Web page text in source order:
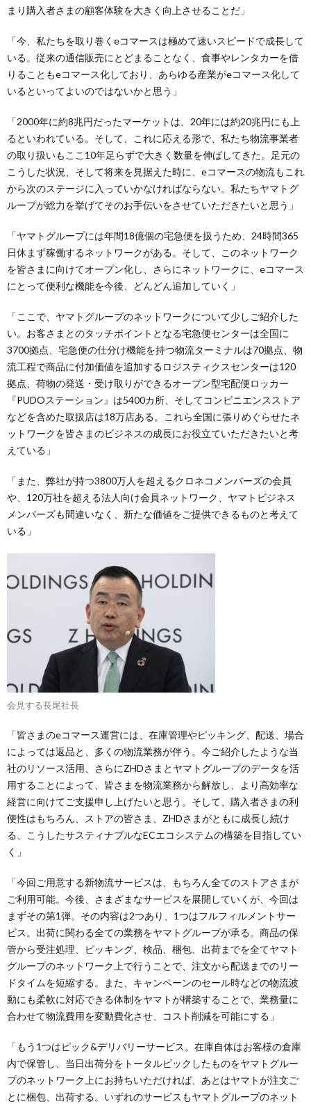
まり購入者さまの顧客体験を大きく向上させることだ」
「今、私たちを取り巻くeコマースは極めて速いスピードで成長して
いる。従来の通信販売にとどまることなく、食事やレンタカーを借
りることもeコマース化しており、あらゆる産業がeコマース化して
いるといってよいのではないかと思う」
「2000年に約8兆円だったマーケットは、20年には約20兆円にも上
るといわれている。そして、これに応える形で、私たち物流事業者
の取り扱いもここ10年足らずで大きく数量を伸ばしてきた。足元の
こうした状況、そして将来を見据えた時に、eコマースの物流もこれ
から次のステージに入っていかなければならない。私たちヤマトグ
ループが総力を挙げてそのお手伝いをさせていただきたいと思う」
「ヤマトグループには年間18億個の宅急便を扱うため、24時間365
日休まず稼働するネットワークがある。そして、このネットワーク
を皆さまに向けてオープン化し、さらにネットワークに、eコマース
にとって便利な機能を今後、どんどん追加していく」
「ここで、ヤマトグループのネットワークについて少しご紹介した
い。お客さまとのタッチポイントとなる宅急便センターは全国に
3700拠点、宅急便の仕分け機能を持つ物流ターミナルは70拠点、物
流工程で商品に付加価値を追加するロジスティクスセンターは120
拠点、荷物の発送・受け取りができるオープン型宅配便ロッカー
『PUDOステーション』は5400カ所、そしてコンビニエンスストア
などを含めた取扱店は18万店ある。これら全国に張りめぐらせたネ
ットワークを皆さまのビジネスの成長にお役立ていただきたいと考
えている」
「また、弊社が持つ3800万人を超えるクロネコメンバーズの会員
や、120万社を超える法人向け会員ネットワーク、ヤマトビジネス
メンバーズも間違いなく、新たな価値をご提供できるものと考えて
いる」
会見する長尾社長
「皆さまのeコマース運営には、在庫管理やピッキング、配送、場合
によっては返品と、多くの物流業務が伴う。今ご紹介したような当
社のリソース活用、さらにZHDさまとヤマトグループのデータを活
用することによって、皆さまを物流業務から解放し、より高効率な
経営に向けてご支援申し上げたいと思う。そして、購入者さまの利
便性はもちろん、ストアの皆さま、ZHDさまがともに成長し続け
る、こうしたサスティナブルなECエコシステムの構築を目指してい
く」
「今回ご用意する新物流サービスは、もちろん全てのストアさまが
ご利用可能。今後、さまざまなサービスを展開していくが、今回は
まずその第1弾。その内容は2つあり、1つはフルフィルメントサー
ビス。出荷に関わる全ての業務をヤマトグループが承る。商品の保
管から受注処理、ピッキング、検品、梱包、出荷までを全てヤマト
グループのネットワーク上で行うことで、注文から配送までのリー
ドタイムを短縮する。また、キャンペーンのセール時などの物流波
動にも柔軟に対応できる体制をヤマトが構築することで、業務量に
合わせて物流費用を変動費化させ、コスト削減を可能にする」
「もう1つはピック&デリバリーサービス。在庫自体はお客様の倉庫
内で保管し、当日出荷分をトータルピックしたものをヤマトグルー
プのネットワーク上にお持ちいただければ、あとはヤマトが注文ご
とに梱包、出荷する。いずれのサービスもヤマトグループのネット